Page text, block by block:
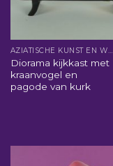
AZIATISCHE KUNST EN WOONACCESSOIRES
Diorama kijkkast met
kraanvogel en
pagode van kurk